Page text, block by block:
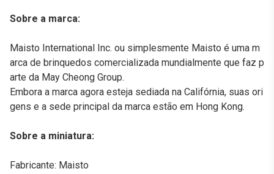
Sobre a marca:
Maisto International Inc. ou simplesmente Maisto é uma m
arca de brinquedos comercializada mundialmente que faz p
arte da May Cheong Group.
Embora a marca agora esteja sediada na Califórnia, suas ori
gens e a sede principal da marca estão em Hong Kong.
Sobre a miniatura:
Fabricante: Maisto